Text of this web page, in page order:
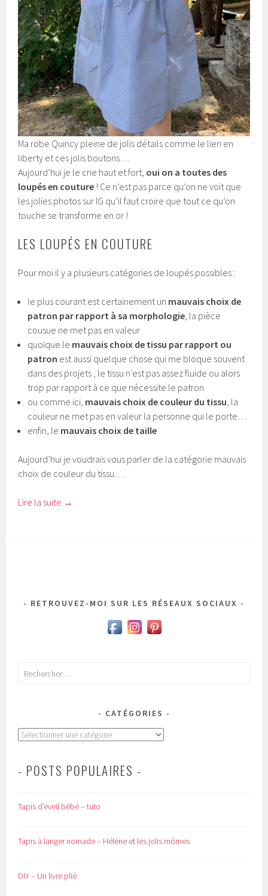
Ma robe Quincy pleine de jolis détails comme le lien en
liberty et ces jolis boutons…
Aujourd’hui je le crie haut et fort, oui on a toutes des
loupés en couture ! Ce n’est pas parce qu’on ne voit que
les jolies photos sur IG qu’il faut croire que tout ce qu’on
touche se transforme en or !
LES LOUPÉS EN COUTURE
Pour moi il y a plusieurs catégories de loupés possibles :
le plus courant est certainement un mauvais choix de
patron par rapport à sa morphologie, la pièce
cousue ne met pas en valeur
quoique le mauvais choix de tissu par rapport ou
patron est aussi quelque chose qui me bloque souvent
dans des projets , le tissu n’est pas assez fluide ou alors
trop par rapport à ce que nécessite le patron
ou comme ici, mauvais choix de couleur du tissu, la
couleur ne met pas en valeur la personne qui le porte…
enfin, le mauvais choix de taille
Aujourd’hui je voudrais vous parler de la catégorie mauvais
choix de couleur du tissu…
Lire la suite →
RETROUVEZ-MOI SUR LES RÉSEAUX SOCIAUX
Rechercher :
CATÉGORIES
Catégories
- POSTS POPULAIRES -
Tapis d’éveil bébé – tuto
Tapis à langer nomade – Hélène et les jolis mômes
DIY – Un livre plié